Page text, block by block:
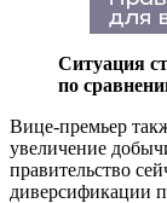
Ситуация
по
Вице-премьер
увеличение
правительство
диверсификации